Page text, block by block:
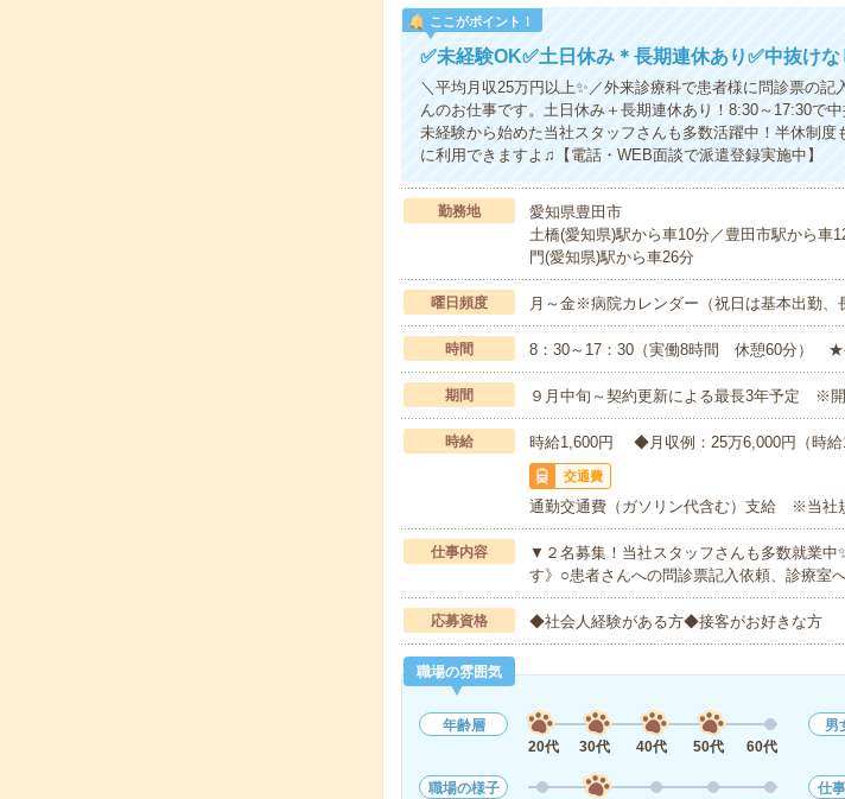
ここがポイント！
✅未経験OK✅土日休み＊長期連休あり✅中抜け
＼平均月収25万円以上✨／外来診療科で患者様に問診票の
んのお仕事です。土日休み＋長期連休あり！8:30～17:30で
未経験から始めた当社スタッフさんも多数活躍中！半休制
に利用できますよ♫【電話・WEB面談で派遣登録実施中】
勤務地
愛知県豊田市
土橋(愛知県)駅から車10分／豊田市駅から車
門(愛知県)駅から車26分
曜日頻度 月～金※病院カレンダー（祝日は基本出勤
時間 8：30～17：30（実働8時間 休憩60分） ★
期間 ９月中旬～契約更新による最長3年予定 ※
時給 時給1,600円 ◆月収例：25万6,000円（時給
交通費
通勤交通費（ガソリン代含む）支給 ※当社
仕事内容
▼２名募集！当社スタッフさんも多数就業中
す》○患者さんへの問診票記入依頼、診療室
応募資格 ◆社会人経験がある方◆接客がお好きな方
職場の雰囲気
年齢層
20代
30代 40代 50代 60代
男
職場の様子
仕